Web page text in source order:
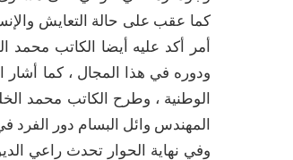
كما عقب على حالة التعايش
أمر أكد عليه أيضا الكاتب محمد
ودوره في هذا المجال ، كما أشار
الوطنية ، وطرح الكاتب محمد
المهندس وائل البسام دور الفرد
وفي نهاية الحوار تحدث راعي